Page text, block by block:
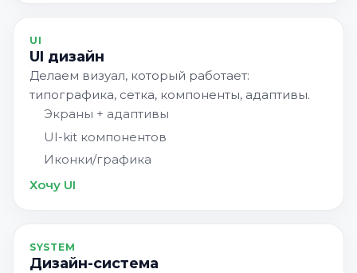
UI
UI дизайн
Делаем визуал, который работает:
типографика, сетка, компоненты, адаптивы.
Экраны + адаптивы
UI-kit компонентов
Иконки/графика
Хочу UI
SYSTEM
Дизайн-система